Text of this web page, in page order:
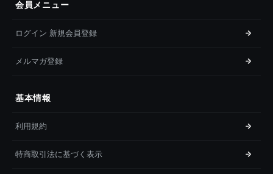
会員メニュー
ログイン 新規会員登録
メルマガ登録
基本情報
利用規約
特商取引法に基づく表示